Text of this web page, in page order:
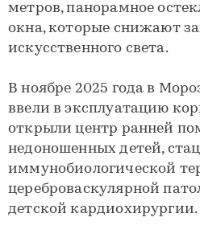
метров, панорамное
окна, которые снижают
искусственного света.
В ноябре 2025 года в
ввели в эксплуатацию
открыли центр ранней
недоношенных детей,
иммунобиологической
цереброваскулярной
детской кардиохирургии.